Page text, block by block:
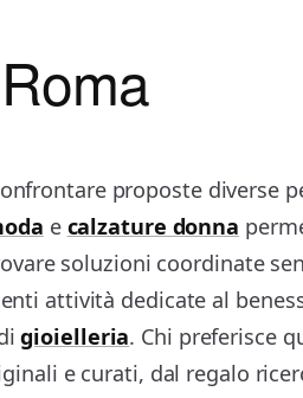
proposte
e calzature donna
soluzioni coordinate
attività dedicate al
gioielleria. Chi preferisce
e curati, dal regalo